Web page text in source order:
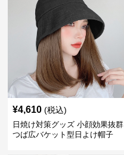
¥4,610 (税込)
日焼け対策グッズ 小顔効果抜群
つば広バケット型日よけ帽子